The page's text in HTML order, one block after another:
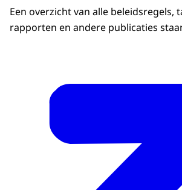
Een overzicht van alle beleidsregels,
rapporten en andere publicaties